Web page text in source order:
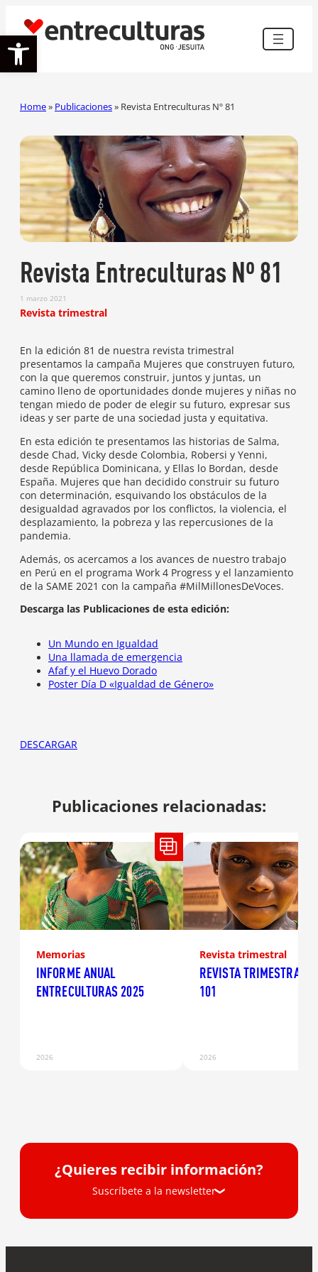
Abrir barra de herramientas
Home» Publicaciones» Revista Entreculturas Nº 81
Revista Entreculturas Nº 81
1 marzo 2021
Revista trimestral
En la edición 81 de nuestra revista trimestral
presentamos la campaña Mujeres que construyen futuro,
con la que queremos construir, juntos y juntas, un
camino lleno de oportunidades donde mujeres y niñas no
tengan miedo de poder de elegir su futuro, expresar sus
ideas y ser parte de una sociedad justa y equitativa.
En esta edición te presentamos las historias de Salma,
desde Chad, Vicky desde Colombia, Robersi y Yenni,
desde República Dominicana, y Ellas lo Bordan, desde
España. Mujeres que han decidido construir su futuro
con determinación, esquivando los obstáculos de la
desigualdad agravados por los conflictos, la violencia, el
desplazamiento, la pobreza y las repercusiones de la
pandemia.
Además, os acercamos a los avances de nuestro trabajo
en Perú en el programa Work 4 Progress y el lanzamiento
de la SAME 2021 con la campaña #MilMillonesDeVoces.
Descarga las Publicaciones de esta edición:
Un Mundo en Igualdad
Una llamada de emergencia
Afaf y el Huevo Dorado
Poster Día D «Igualdad de Género»
DESCARGAR
Publicaciones relacionadas:
Memorias
INFORME ANUAL
ENTRECULTURAS 2025
2026
Revista trimestral
REVISTA TRIMESTRAL
101
2026
¿Quieres recibir información?
Suscríbete a la newsletter